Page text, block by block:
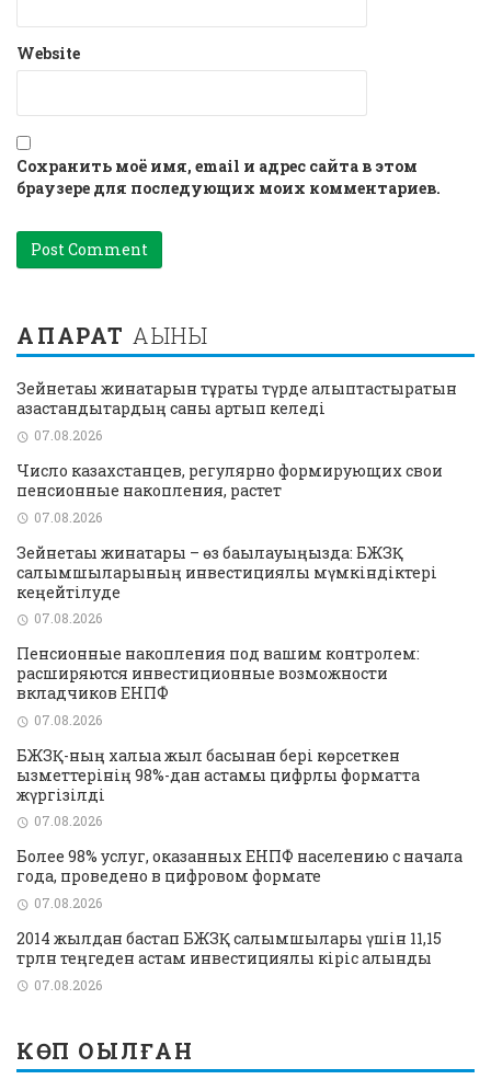
Website
Сохранить моё имя, email и адрес сайта в этом
браузере для последующих моих комментариев.
АҚПАРАТ АҒЫНЫ
Зейнетақы жинақтарын тұрақты түрде қалыптастыратын
қазақстандықтардың саны артып келеді
07.08.2026
Число казахстанцев, регулярно формирующих свои
пенсионные накопления, растет
07.08.2026
Зейнетақы жинақтары – өз бақылауыңызда: БЖЗҚ
салымшыларының инвестициялық мүмкіндіктері
кеңейтілуде
07.08.2026
Пенсионные накопления под вашим контролем:
расширяются инвестиционные возможности
вкладчиков ЕНПФ
07.08.2026
БЖЗҚ-ның халыққа жыл басынан бері көрсеткен
қызметтерінің 98%-дан астамы цифрлық форматта
жүргізілді
07.08.2026
Более 98% услуг, оказанных ЕНПФ населению с начала
года, проведено в цифровом формате
07.08.2026
2014 жылдан бастап БЖЗҚ салымшылары үшін 11,15
трлн теңгеден астам инвестициялық кіріс алынды
07.08.2026
КӨП ОҚЫЛҒАН